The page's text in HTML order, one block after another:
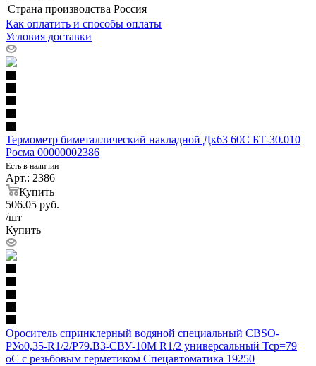
Страна производства Россия
Как оплатить и способы оплаты
Условия доставки
Термометр биметаллический накладной Дк63 60С БТ-30.010
Росма 00000002386
Есть в наличии
Арт.: 2386
Купить
506.05 руб.
/шт
Купить
Ороситель спринклерный водяной специальный СBSO-
РУо0,35-R1/2/Р79.В3-СВУ-10М R1/2 универсальный Тср=79
оС с резьбовым герметиком Спецавтоматика 19250